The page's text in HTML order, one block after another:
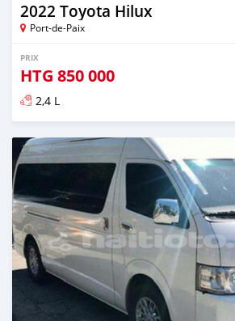
2022 Toyota Hilux
Port-de-Paix
PRIX
HTG 850 000
2,4 L
Publié il y a plus de 2 ans